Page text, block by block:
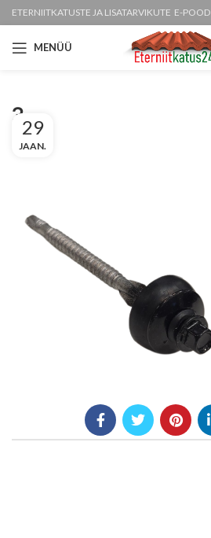
ETERNIITKATUSTE JA LISATARVIKUTE E-POOD
MENÜÜ
329
JAAN.